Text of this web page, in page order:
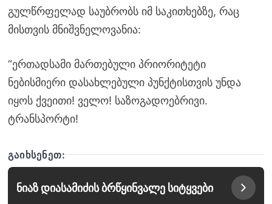
გულწრფელად საუბრობს იმ საკითხებზე, რაც
მისთვის მნიშვნელოვანია:
“ერთადსამი მართებული პრიორიტეტი
ნებისმიერი დასახლებული პუნქტისთვის უნდა
იყოს ქვეითი! ველო! საზოგადოებრივი.
ტრანსპორტი!
ᲒᲐᲘᲮᲡᲔᲜᲔᲗ:
ნიაზ დიასამიძის ბრწყინვალე სიტყვები